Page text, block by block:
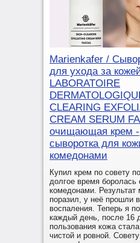
Marienkafer /
для ухода за
LABORATOIRE
CLEARING
CREAM SERUM
очищающая крем -
сыворотка для
комедонами
Купил крем по совету
долгое время боролась
комедонами. Результат
поразил, у неё прошли
воспаления. Теперь я
каждый день, после 16
пользования кожа
чистой и ровной.